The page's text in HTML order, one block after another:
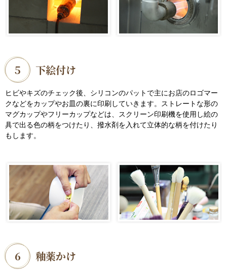
ヒビやキズのチェック後、シリコンのパットで主にお店のロゴマー
クなどをカップやお皿の裏に印刷していきます。ストレートな形の
マグカップやフリーカップなどは、スクリーン印刷機を使用し絵の
具で出る色の柄をつけたり、撥水剤を入れて立体的な柄を付けたり
もします。
5 下絵付け
6 釉薬かけ